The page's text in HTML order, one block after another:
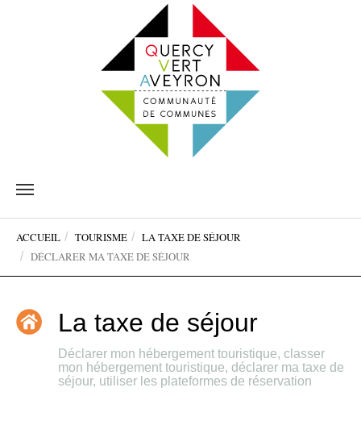
êtes
ici:
ACCUEIL TOURISME
LA TAXE DE SÉJOUR
DÉCLARER MA TAXE DE SÉJOUR
La taxe de séjour
Déclarer mon hébergement touristique, classer
mon hébergement touristique, déclarer ma taxe de
séjour, utiliser les plateformes de réservation